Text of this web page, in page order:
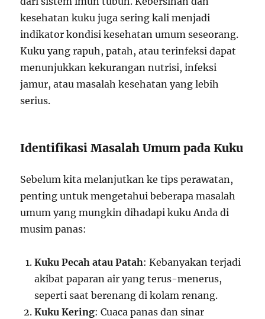
kesehatan kuku juga sering kali menjadi
indikator kondisi kesehatan umum seseorang.
Kuku yang rapuh, patah, atau terinfeksi dapat
menunjukkan kekurangan nutrisi, infeksi
jamur, atau masalah kesehatan yang lebih
serius.
Identifikasi Masalah Umum pada Kuku
Sebelum kita melanjutkan ke tips perawatan,
penting untuk mengetahui beberapa masalah
umum yang mungkin dihadapi kuku Anda di
musim panas:
Kuku Pecah atau Patah: Kebanyakan terjadi
akibat paparan air yang terus-menerus,
seperti saat berenang di kolam renang.
Kuku Kering: Cuaca panas dan sinar